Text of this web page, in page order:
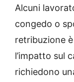
Alcuni
congedo o
retribuzione
l’impatto sul
richiedono